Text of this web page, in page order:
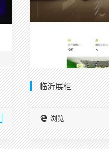
临沂展柜
浏览